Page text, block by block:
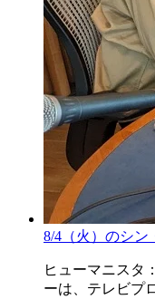
8/4（火）のシン
ヒューマニスタ
ーは、テレビプ